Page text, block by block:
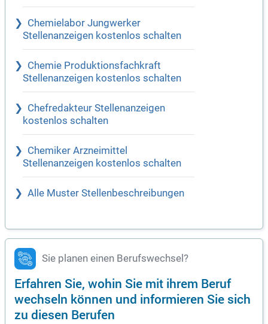
Chemielabor Jungwerker
Stellenanzeigen kostenlos schalten
Chemie Produktionsfachkraft
Stellenanzeigen kostenlos schalten
Chefredakteur Stellenanzeigen
kostenlos schalten
Chemiker Arzneimittel
Stellenanzeigen kostenlos schalten
Alle Muster Stellenbeschreibungen
Sie planen einen Berufswechsel?
Erfahren Sie, wohin Sie mit ihrem Beruf
wechseln können und informieren Sie sich
zu diesen Berufen